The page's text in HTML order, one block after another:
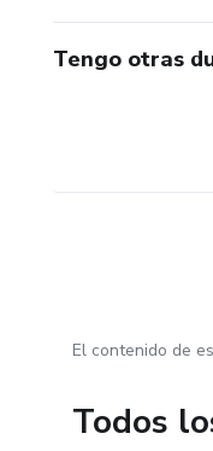
Tengo otras
El contenido de
Todos